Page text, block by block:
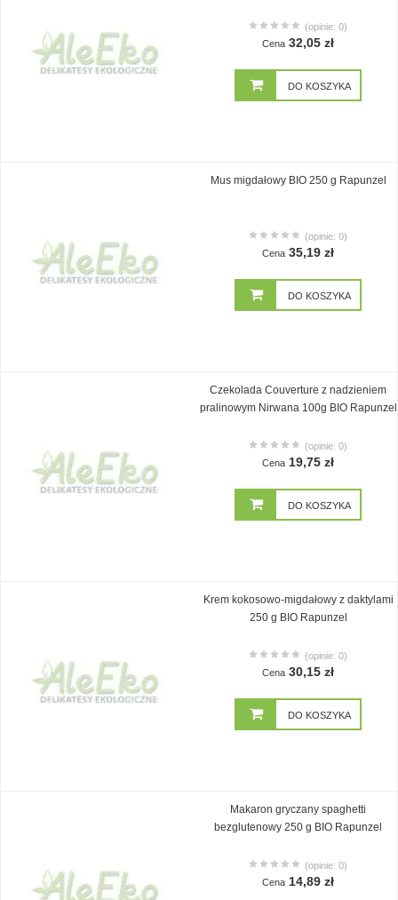
(opinie: 0)
Cena 32,05 zł
DO KOSZYKA
Mus migdałowy BIO 250 g Rapunzel
(opinie: 0)
Cena 35,19 zł
DO KOSZYKA
Czekolada Couverture z nadzieniem
pralinowym Nirwana 100g BIO Rapunzel
(opinie: 0)
Cena 19,75 zł
DO KOSZYKA
Krem kokosowo-migdałowy z daktylami
250 g BIO Rapunzel
(opinie: 0)
Cena 30,15 zł
DO KOSZYKA
Makaron gryczany spaghetti
bezglutenowy 250 g BIO Rapunzel
(opinie: 0)
Cena 14,89 zł